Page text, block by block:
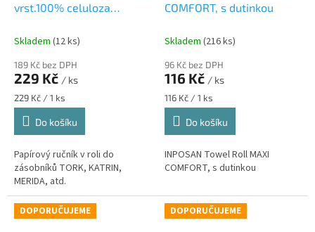
vrst.100% celuloza
Skladem (12 ks)
189 Kč bez DPH
229 Kč / ks
Měrná
cena:
229 Kč / 1 ks
Do košíku
Papírový ručník v roli do
zásobníků TORK, KATRIN,
MERIDA, atd.
COMFORT, s dutinkou
Skladem (216 ks)
96 Kč bez DPH
116 Kč / ks
Měrná
cena:
116 Kč / 1 ks
Do košíku
INPOSAN Towel Roll MAXI
COMFORT, s dutinkou
DOPORUČUJEME DOPORUČUJEME